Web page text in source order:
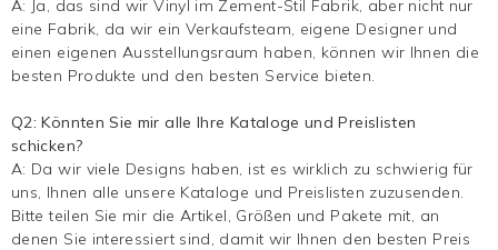
A: Ja, das sind wirVinyl im Zement-Stil Fabrik, aber nicht nur
eine Fabrik, da wir ein Verkaufsteam, eigene Designer und
einen eigenen Ausstellungsraum haben, können wir Ihnen die
besten Produkte und den besten Service bieten.
Q2: Könnten Sie mir alle Ihre Kataloge und Preislisten
schicken?
A: Da wir viele Designs haben, ist es wirklich zu schwierig für
uns, Ihnen alle unsere Kataloge und Preislisten zuzusenden.
Bitte teilen Sie mir die Artikel, Größen und Pakete mit, an
denen Sie interessiert sind, damit wir Ihnen den besten Preis